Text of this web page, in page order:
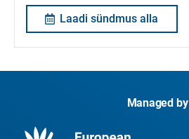
Laadi sündmus alla
Managed by